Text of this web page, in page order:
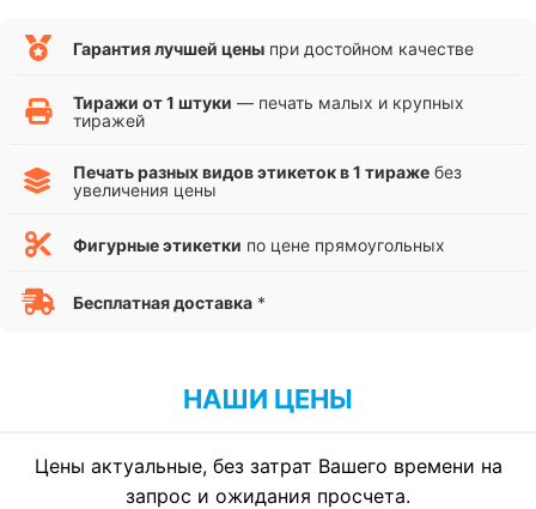
Гарантия лучшей цены при достойном качестве
Тиражи от 1 штуки — печать малых и крупных
тиражей
Печать разных видов этикеток в 1 тираже без
увеличения цены
Фигурные этикетки по цене прямоугольных
Бесплатная доставка *
НАШИ ЦЕНЫ
Цены актуальные, без затрат Вашего времени на
запрос и ожидания просчета.